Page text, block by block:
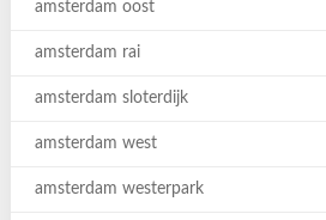
amsterdam oost
amsterdam rai
amsterdam sloterdijk
amsterdam west
amsterdam westerpark